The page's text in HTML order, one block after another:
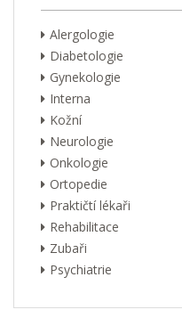
Alergologie
Diabetologie
Gynekologie
Interna
Kožní
Neurologie
Onkologie
Ortopedie
Praktičtí lékaři
Rehabilitace
Zubaři
Psychiatrie